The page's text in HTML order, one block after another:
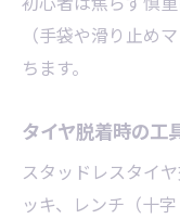
（手袋や滑り止め
ちます。
タイヤ脱着時の工
スタッドレスタイ
ッキ、レンチ（十